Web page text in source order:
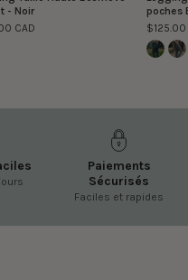
- Noir
CAD
poches
$125.00
Paiements
Sécurisés
Faciles et rapides